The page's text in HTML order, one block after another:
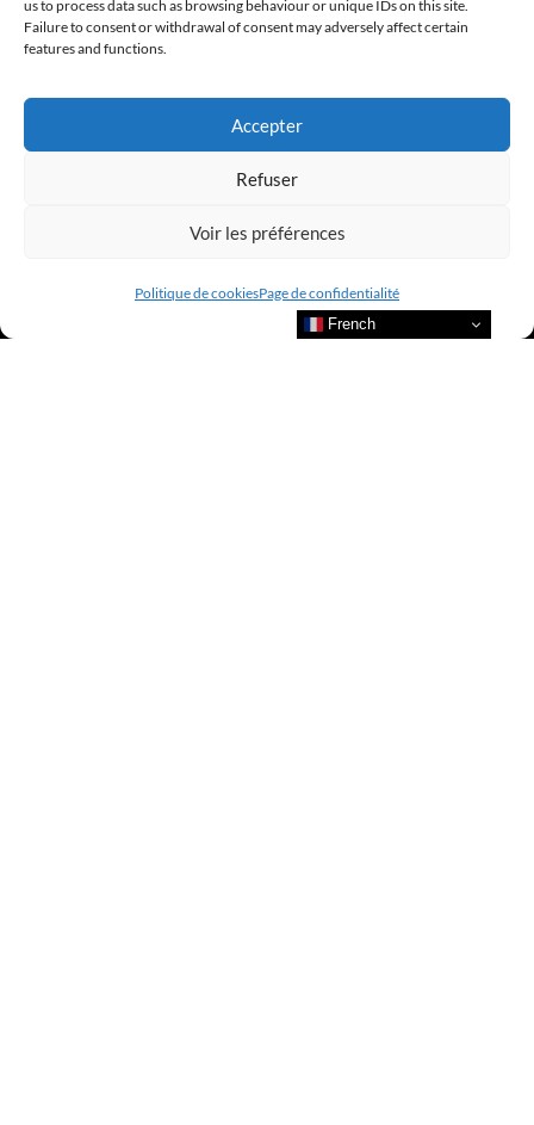
us to process data such as browsing behaviour or unique IDs on this site.
Failure to consent or withdrawal of consent may adversely affect certain
features and functions.
Accepter
Refuser
Voir les préférences
Politique de cookiesPage de confidentialité
LUXURY SELECTIONS BY CLUB AMILCAR
French